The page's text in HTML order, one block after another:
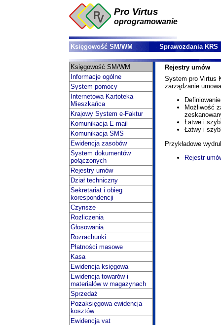
Pro Virtus
oprogramowanie
Księgowość SM/WM Sprawozdania KRS
Księgowość SM/WM
Informacje ogólne
System pomocy
Internetowa Kartoteka
Mieszkańca
Krajowy System e-Faktur
Komunikacja E-mail
Komunikacja SMS
Ewidencja zasobów
System dokumentów
połączonych
Rejestry umów
Dział techniczny
Sekretariat i obieg
korespondencji
Czynsze
Rozliczenia
Głosowania
Rozrachunki
Płatności masowe
Kasa
Ewidencja księgowa
Ewidencja towarów i
materiałów w magazynach
Sprzedaż
Pozaksięgowa ewidencja
kosztów
Ewidencja vat
Rejestry umów
System pro Virtus
zarządzanie
Możliwość
Łatwe i
Łatwy i
Przykładowe
Rejestr